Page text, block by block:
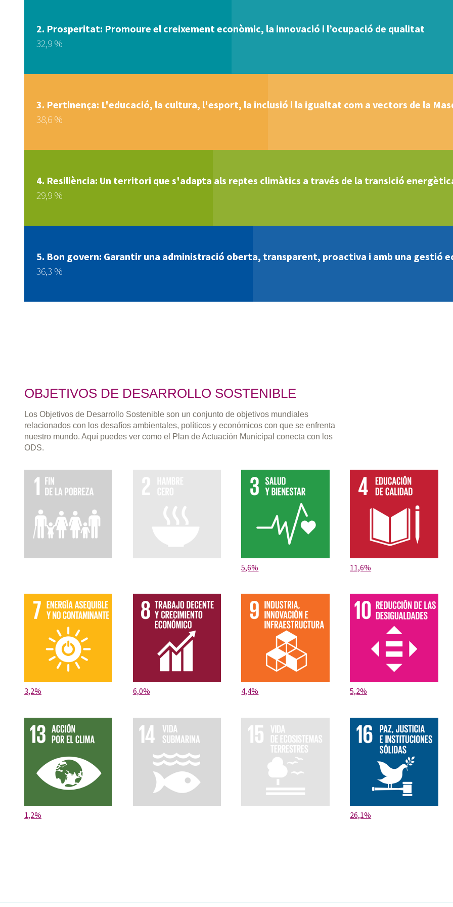
Prosperitat: Promoure el creixement econòmic, la innovació i l’ocupació de qualitat
32,9 %
Pertinença: L'educació, la cultura, l'esport, la inclusió i la igualtat com a vectors de la
38,6 %
Resiliència: Un territori que s'adapta als reptes climàtics a través de la transició
29,9 %
Bon govern: Garantir una administració oberta, transparent, proactiva i amb una gestió
36,3 %
OBJETIVOS DE DESARROLLO SOSTENIBLE
Los Objetivos de Desarrollo Sostenible son un conjunto de objetivos mundiales
relacionados con los desafíos ambientales, políticos y económicos con que se enfrenta
nuestro mundo. Aquí puedes ver como el Plan de Actuación Municipal conecta con los
ODS.
5,6% 11,6%
3,2% 6,0% 4,4% 5,2%
1,2% 26,1%